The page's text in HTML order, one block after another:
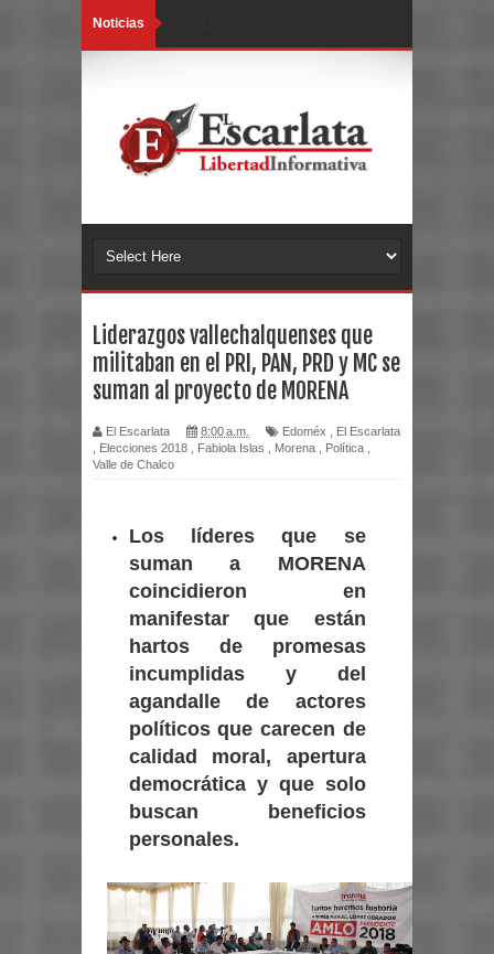
Noticias
Liderazgos vallechalquenses que
militaban en el PRI, PAN, PRD y MC se
suman al proyecto de MORENA
El Escarlata 8:00 a.m. Edoméx
El Escarlata
Elecciones 2018 Fabiola Islas Morena Política
Valle de Chalco
Los líderes que se
suman a MORENA
coincidieron en
manifestar que están
hartos de promesas
incumplidas y del
agandalle de actores
políticos que carecen de
calidad moral, apertura
democrática y que solo
buscan beneficios
personales.